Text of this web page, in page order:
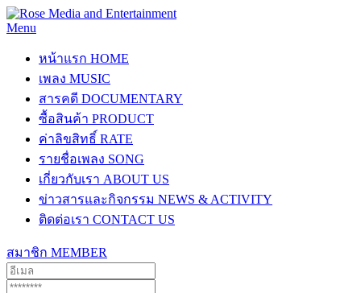
Menu
หน้าแรก HOME
เพลง MUSIC
สารคดี DOCUMENTARY
ซื้อสินค้า PRODUCT
ค่าลิขสิทธิ์ RATE
รายชื่อเพลง SONG
เกี่ยวกับเรา ABOUT US
ข่าวสารและกิจกรรม NEWS & ACTIVITY
ติดต่อเรา CONTACT US
สมาชิก MEMBER